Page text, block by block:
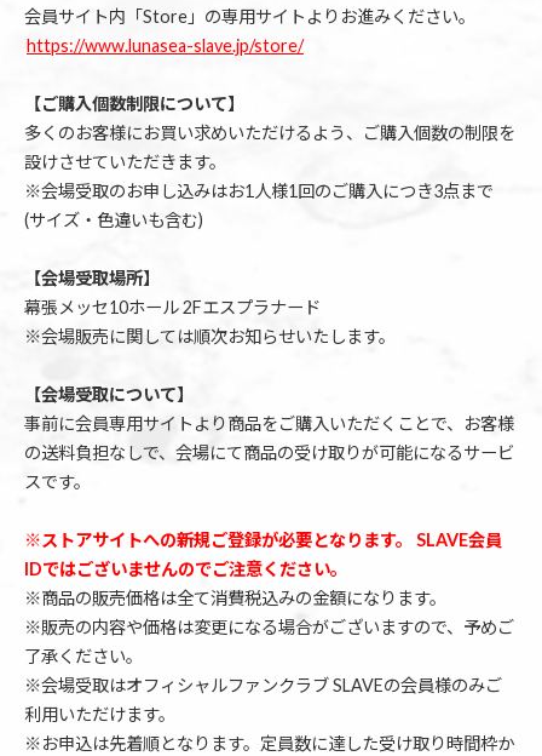
会員サイト内「Store」の専用サイトよりお進みください。
https://www.lunasea-slave.jp/store/
【ご購入個数制限について】
多くのお客様にお買い求めいただけるよう、ご購入個数の制限を
設けさせていただきます。
※会場受取のお申し込みはお1人様1回のご購入につき3点まで
(サイズ・色違いも含む)
【会場受取場所】
幕張メッセ10ホール 2Fエスプラナード
※会場販売に関しては順次お知らせいたします。
【会場受取について】
事前に会員専用サイトより商品をご購入いただくことで、お客様
の送料負担なしで、会場にて商品の受け取りが可能になるサービ
スです。
※ストアサイトへの新規ご登録が必要となります。 SLAVE会員
IDではございませんのでご注意ください。
※商品の販売価格は全て消費税込みの金額になります。
※販売の内容や価格は変更になる場合がございますので、予めご
了承ください。
※会場受取はオフィシャルファンクラブ SLAVEの会員様のみご
利用いただけます。
※お申込は先着順となります。定員数に達した受け取り時間枠か